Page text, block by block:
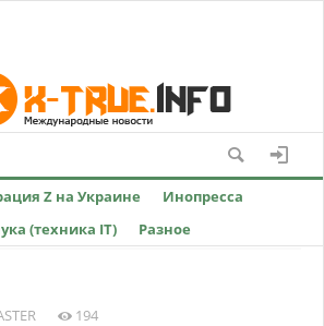
Z на Украине
Инопресса
(техника IT) Разное
194